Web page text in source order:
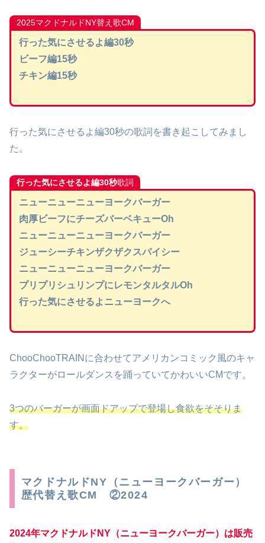
2025マクドナルドNY替え歌CM
行った気にさせるよ編30秒
ビーフ編15秒
チキン編15秒
行った気にさせるよ編30秒の歌詞を書き起こしてみまし
た。
行った気にさせるよ編30秒歌詞
ニューニューニューヨークバーガー
肉厚ビーフにチーズバーベキューOh
ニューニューニューヨークバーガー
ジューシーチキンザクザクスパイシー
ニューニューニューヨークバーガー
プリプリシュリンプにレモンタルタルOh
行った気にさせるよニューヨークへ
ChooChooTRAINに合わせてアメリカンコミック風のキャ
ラクターがロールダンスを踊っていてかわいいCMです。
3つのバーガーが画面ドアップで登場し食欲をそそりま
す。
マクドナルドNY（ニューヨークバーガー）
歴代替え歌CM ②2024
2024年マクドナルドNY（ニューヨークバーガー） は販売